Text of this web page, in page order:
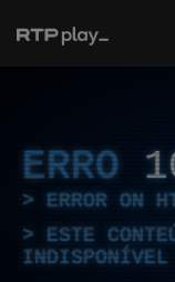
ERRO
ERROR ON
ESTE
INDISPONÍVEL